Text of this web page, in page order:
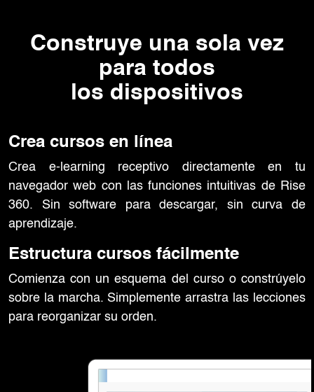
Construye una sola vez
para todos
los dispositivos
Crea cursos en línea
Crea e-learning receptivo directamente en tu
navegador web con las funciones intuitivas deRise
360. Sin software para descargar, sin curva de
aprendizaje.
Estructura cursos fácilmente
Comienza con un esquema del curso o constrúyelo
sobre la marcha. Simplemente arrastra las lecciones
para reorganizar su orden.